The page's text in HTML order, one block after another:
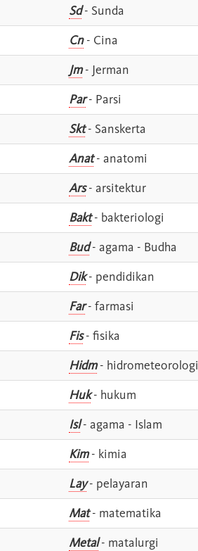
Sd- Sunda
Cn- Cina
Jm- Jerman
Par- Parsi
Skt- Sanskerta
Anat- anatomi
Ars- arsitektur
Bakt- bakteriologi
Bud- agama - Budha
Dik- pendidikan
Far- farmasi
Fis- fisika
Hidm- hidrometeorologi
Huk- hukum
Isl- agama - Islam
Kim- kimia
Lay- pelayaran
Mat- matematika
Metal- matalurgi